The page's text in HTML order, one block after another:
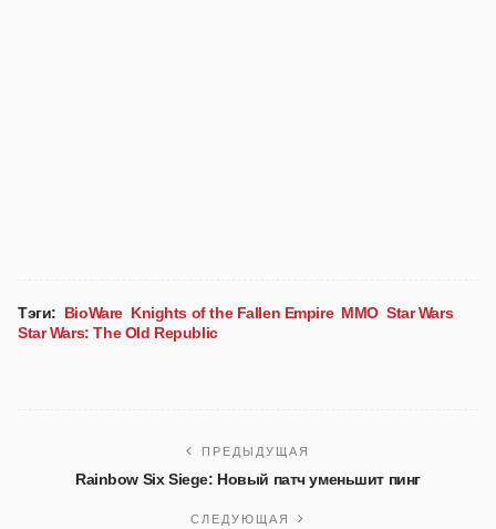
Тэги: BioWare Knights of the Fallen Empire MMO Star Wars
Star Wars: The Old Republic
ПРЕДЫДУЩАЯ
Rainbow Six Siege: Новый патч уменьшит пинг
СЛЕДУЮЩАЯ